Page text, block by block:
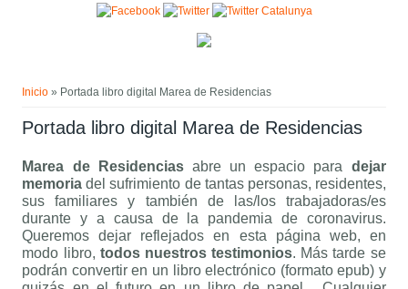
Pasar al contenido principal
Inicio » Portada libro digital Marea de Residencias
Portada libro digital Marea de Residencias
Marea de Residenciasabre un espacio para dejar
memoria del sufrimiento de tantas personas, residentes,
sus familiares y también de las/los trabajadoras/es
durante y a causa de la pandemia de coronavirus.
Queremos dejar reflejados en esta página web, en
modo libro, todos nuestros testimonios. Más tarde se
podrán convertir en un libro electrónico (formato epub) y